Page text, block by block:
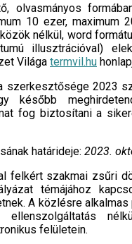
olvasmányos
10 ezer, maximum
nélkül, word
illusztrációval)
Világa termvil.hu
szerkesztősége 2023
később
fog biztosítani a
határideje: 2023.
felkért szakmai zsűri
témájához
A közlésre
ellenszolgáltatás
felületein.